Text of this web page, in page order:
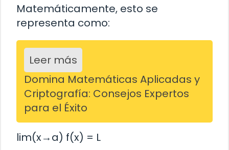
Matemáticamente, esto se
representa como:
Leer más
Domina Matemáticas Aplicadas y
Criptografía: Consejos Expertos
para el Éxito
lim(x→a) f(x) = L